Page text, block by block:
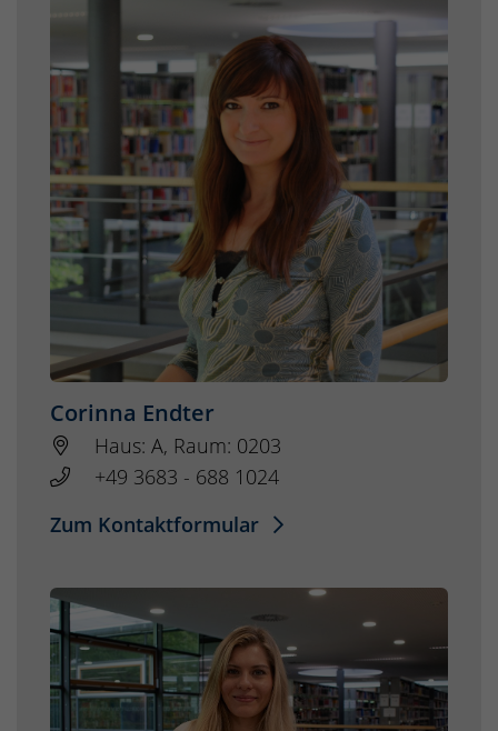
Corinna Endter
Haus: A, Raum: 0203
+49 3683 - 688 1024
Zum Kontaktformular